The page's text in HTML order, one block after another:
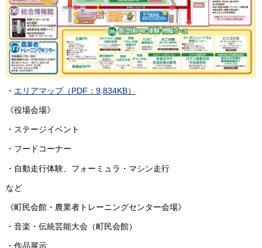
・ エリアマップ（PDF：9,834KB）
《役場会場》
・ステージイベント
・フードコーナー
・自動走行体験、フォーミュラ・マシン走行
など
《町民会館・農業者トレーニングセンター会場》
・音楽・伝統芸能大会（町民会館）
・作品展示